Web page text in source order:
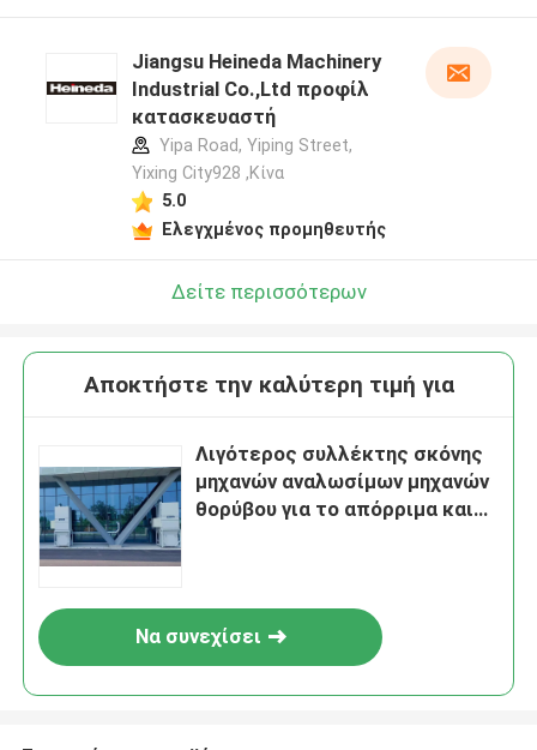
Jiangsu Heineda Machinery
Industrial Co.,Ltd προφίλ
κατασκευαστή
Yipa Road, Yiping Street,
Yixing City928 ,Κίνα
5.0
Ελεγχμένος προμηθευτής
Δείτε περισσότερων
Αποκτήστε την καλύτερη τιμή για
Λιγότερος συλλέκτης σκόνης
μηχανών αναλωσίμων μηχανών
θορύβου για το απόρριμα και
Να συνεχίσει